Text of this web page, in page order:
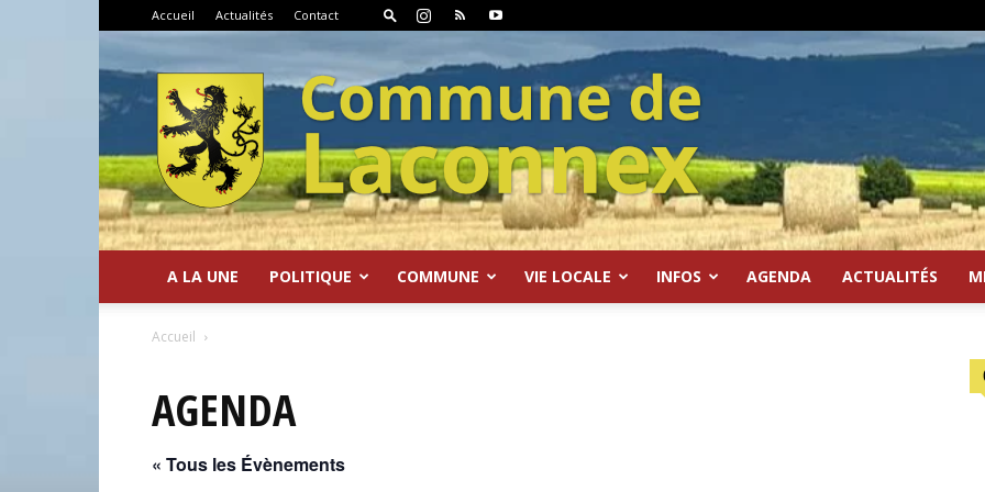
Accueil Actualités Contact
A LA UNE POLITIQUE COMMUNE VIE LOCALE INFOS AGENDA ACTUALITÉS
Accueil
AGENDA
« Tous les Évènements